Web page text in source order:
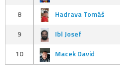
8
Hadrava Tomáš
9
Ibl Josef
10
Macek David